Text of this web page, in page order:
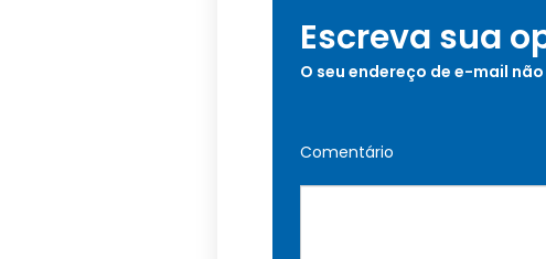
Escreva sua
O seu endereço de e-mail
Comentário